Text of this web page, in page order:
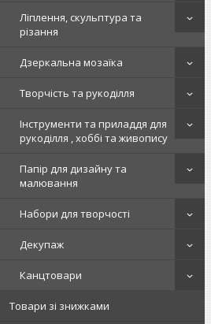
Ліплення, скульптура та
різання
Дзеркальна мозаїка
Творчість та рукоділля
Інструменти та приладдя для
рукоділля , хоббі та живопису
Папір для дизайну та
малювання
Набори для творчості
Декупаж
Канцтовари
Товари зі знижками